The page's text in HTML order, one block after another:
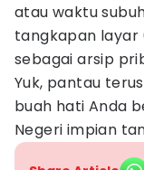
atau waktu
tangkapan layar
sebagai arsip
Yuk, pantau
buah hati Anda
Negeri impian